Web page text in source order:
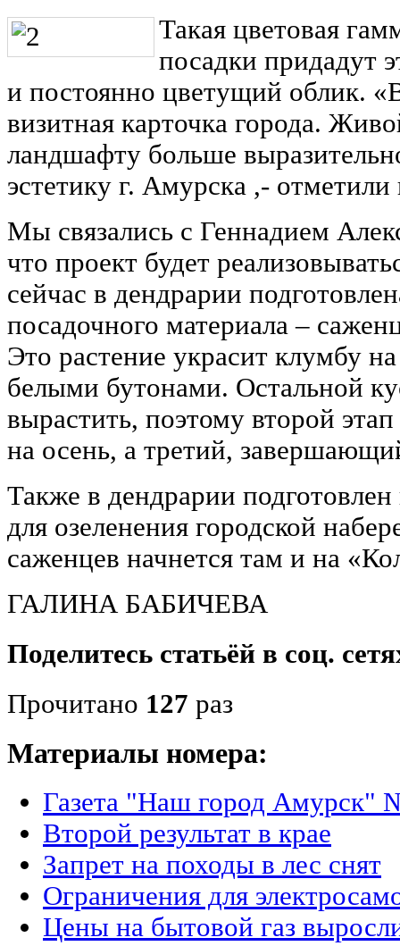
Такая цветовая
посадки придадут
и постоянно цветущий облик.
визитная карточка города.
ландшафту больше
эстетику г. Амурска ,-
Мы связались с Геннадием
что проект будет
сейчас в дендрарии
посадочного материала –
Это растение украсит клумбу
белыми бутонами. Остальной
вырастить, поэтому второй
на осень, а третий,
Также в дендрарии
для озеленения городской
саженцев начнется там и на
ГАЛИНА БАБИЧЕВА
Поделитесь статьёй в соц.
Прочитано 127 раз
Материалы номера:
Газета "Наш город Амурск"
Второй результат в крае
Запрет на походы в лес снят
Ограничения для
Цены на бытовой газ